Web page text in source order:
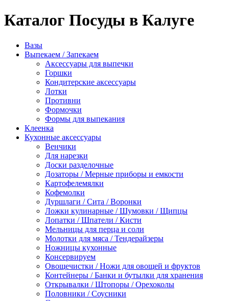
Каталог Посуды в Калуге
Вазы
Выпекаем / Запекаем
Аксессуары для выпечки
Горшки
Кондитерские аксессуары
Лотки
Противни
Формочки
Формы для выпекания
Клеенка
Кухонные аксессуары
Венчики
Для нарезки
Доски разделочные
Дозаторы / Мерные приборы и емкости
Картофелемялки
Кофемолки
Дуршлаги / Сита / Воронки
Ложки кулинарные / Шумовки / Щипцы
Лопатки / Шпатели / Кисти
Мельницы для перца и соли
Молотки для мяса / Тендерайзеры
Ножницы кухонные
Консервируем
Овощечистки / Ножи для овощей и фруктов
Контейнеры / Банки и бутылки для хранения
Открывалки / Штопоры / Орехоколы
Половники / Соусники